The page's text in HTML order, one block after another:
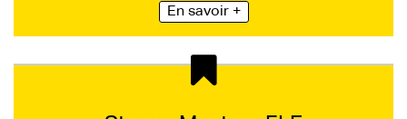
En savoir +